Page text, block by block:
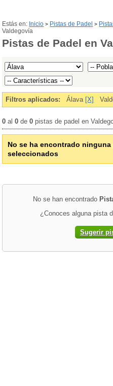
Estás en: Inicio > Pistas de Padel >
Valdegovía
Pistas de Padel en
Filtros aplicados: Álava [X]
0 al0 de0 pistas de padel en
No se ha encontrado
seleccionados
No se han encontrado
¿Conoces alguna pista
Sugerir